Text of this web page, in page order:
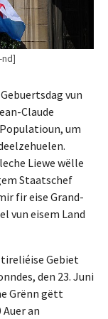
nd]
vun
Claude
um
Liewe wëlle
Staatschef
fir eise Grand-
vun eisem Land
Gebiet
den 23. Juni
Grënn gëtt
an